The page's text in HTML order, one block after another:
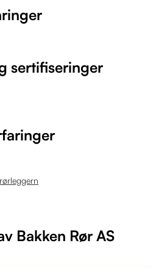
sertifiseringer
Bakken Rør AS